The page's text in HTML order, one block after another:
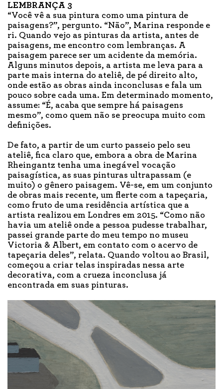
LEMBRANÇA 3
“Você vê a sua pintura como uma pintura de
paisagens?”, pergunto. “Não”, Marina responde e
ri. Quando vejo as pinturas da artista, antes de
paisagens, me encontro com lembranças. A
paisagem parece ser um acidente da memória.
Alguns minutos depois, a artista me leva para a
parte mais interna do ateliê, de pé direito alto,
onde estão as obras ainda inconclusas e fala um
pouco sobre cada uma. Em determinado momento,
assume: “É, acaba que sempre há paisagens
mesmo”, como quem não se preocupa muito com
definições.
De fato, a partir de um curto passeio pelo seu
ateliê, fica claro que, embora a obra de Marina
Rheingantz tenha uma inegável vocação
paisagística, as suas pinturas ultrapassam (e
muito) o gênero paisagem. Vê-se, em um conjunto
de obras mais recente, um flerte com a tapeçaria,
como fruto de uma residência artística que a
artista realizou em Londres em 2015. “Como não
havia um ateliê onde a pessoa pudesse trabalhar,
passei grande parte do meu tempo no museu
Victoria & Albert, em contato com o acervo de
tapeçaria deles”, relata. Quando voltou ao Brasil,
começou a criar telas inspiradas nessa arte
decorativa, com a crueza inconclusa já
encontrada em suas pinturas.